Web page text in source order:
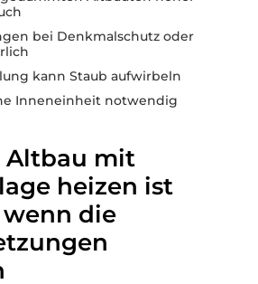
bei Denkmalschutz oder
kann Staub aufwirbeln
Inneneinheit notwendig
Altbau mit
heizen ist
die